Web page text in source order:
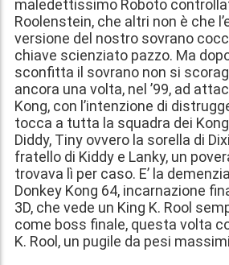
maledettissimo Roboto
Roolenstein, che altri non è che
versione del nostro sovrano
chiave scienziato pazzo. Ma
sconfitta il sovrano non si
ancora una volta, nel ’99, ad
Kong, con l’intenzione di
tocca a tutta la squadra dei
Diddy, Tiny ovvero la sorella di
fratello di Kiddy e Lanky, un
trovava lì per caso. E’ la
Donkey Kong 64, incarnazione
3D, che vede un King K. Rool
come boss finale, questa volta
K. Rool, un pugile da pesi